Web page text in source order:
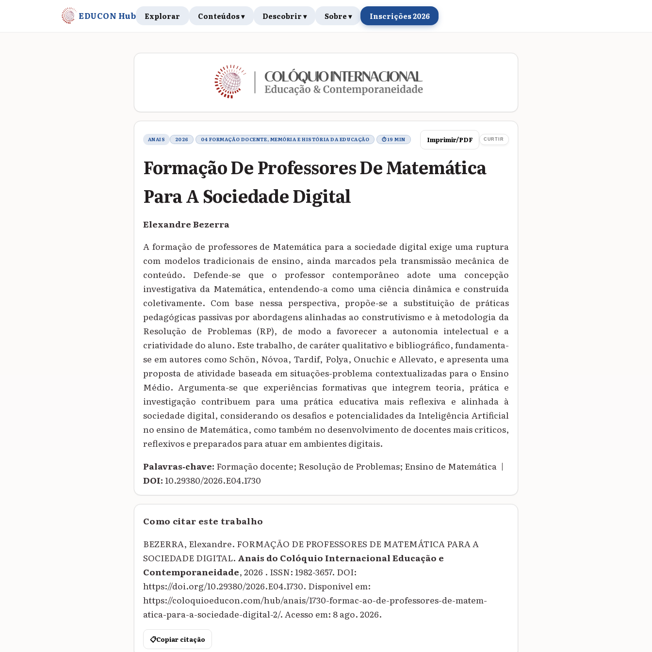
EDUCON Hub Explorar Conteúdos ▾ Descobrir ▾ Sobre ▾ Inscrições 2026
ANAIS 2026 04 FORMAÇÃO DOCENTE, MEMÓRIA E HISTÓRIA DA EDUCAÇÃO ⏱ 19 MIN Imprimir/PDF CURTIR
Formação De Professores De Matemática
Para A Sociedade Digital
Elexandre Bezerra
A formação de professores de Matemática para a sociedade digital exige uma ruptura
com modelos tradicionais de ensino, ainda marcados pela transmissão mecânica de
conteúdo. Defende-se que o professor contemporâneo adote uma concepção
investigativa da Matemática, entendendo-a como uma ciência dinâmica e construída
coletivamente. Com base nessa perspectiva, propõe-se a substituição de práticas
pedagógicas passivas por abordagens alinhadas ao construtivismo e à metodologia da
Resolução de Problemas (RP), de modo a favorecer a autonomia intelectual e a
criatividade do aluno. Este trabalho, de caráter qualitativo e bibliográfico, fundamenta-
se em autores como Schön, Nóvoa, Tardif, Polya, Onuchic e Allevato, e apresenta uma
proposta de atividade baseada em situações-problema contextualizadas para o Ensino
Médio. Argumenta-se que experiências formativas que integrem teoria, prática e
investigação contribuem para uma prática educativa mais reflexiva e alinhada à
sociedade digital, considerando os desafios e potencialidades da Inteligência Artificial
no ensino de Matemática, como também no desenvolvimento de docentes mais críticos,
reflexivos e preparados para atuar em ambientes digitais.
Palavras‑chave: Formação docente; Resolução de Problemas; Ensino de Matemática |
DOI:10.29380/2026.E04.1730
Como citar este trabalho
BEZERRA, Elexandre. FORMAÇÃO DE PROFESSORES DE MATEMÁTICA PARA A
SOCIEDADE DIGITAL. Anais do Colóquio Internacional Educação e
Contemporaneidade, 2026 . ISSN: 1982-3657. DOI:
https://doi.org/10.29380/2026.E04.1730. Disponível em:
https://coloquioeducon.com/hub/anais/1730-formac-ao-de-professores-de-matem-
atica-para-a-sociedade-digital-2/. Acesso em: 8 ago. 2026.
📋Copiar citação